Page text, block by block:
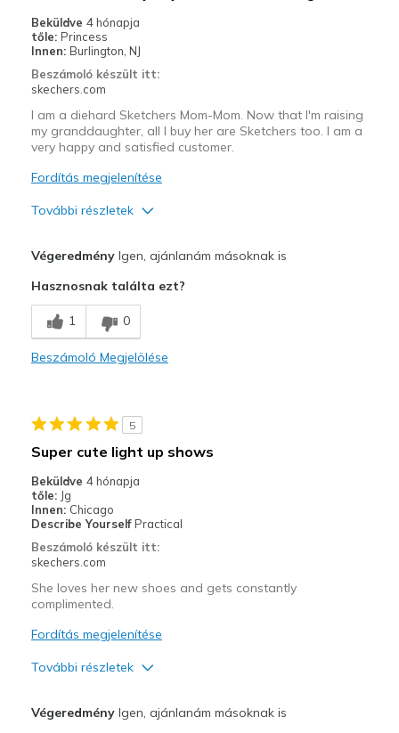
Beküldve 4 hónapja
tőle: Princess
Innen: Burlington, NJ
Beszámoló készült itt:
skechers.com
I am a diehard Sketchers Mom-Mom. Now that I'm raising
my granddaughter, all I buy her are Sketchers too. I am a
very happy and satisfied customer.
Fordítás megjelenítése
További részletek
Breathe Well
Comfortable
Legjobb használat
Width
Sizing
Feels true to size
View On Shoes
I'm Really Into Shoes
VégeredményIgen, ajánlanám másoknak is
Hasznosnak találta ezt?
1 0
Beszámoló Megjelölése
5
Super cute light up shows
Beküldve 4 hónapja
tőle: Jg
Innen: Chicago
Describe Yourself Practical
Beszámoló készült itt:
skechers.com
She loves her new shoes and gets constantly
complimented.
Fordítás megjelenítése
További részletek
VégeredményIgen, ajánlanám másoknak is